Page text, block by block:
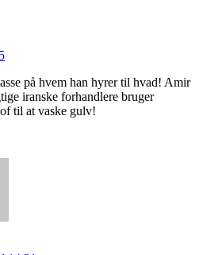
på hvem han hyrer til hvad! Amir
iranske forhandlere bruger
til at vaske gulv!